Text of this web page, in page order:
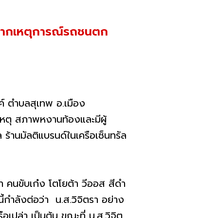
กเหตุการณ์รถชนตก
ตำบลสุเทพ อ.เมือง
ตุ สภาพหงานท้องและมีผู้
นมัลติแบรนด์ในเครือเซ็นทรัล
นขับเก๋ง โตโยต้า วีออส สีดำ
กำลังต่อว่า น.ส.วิจิตรา อย่าง